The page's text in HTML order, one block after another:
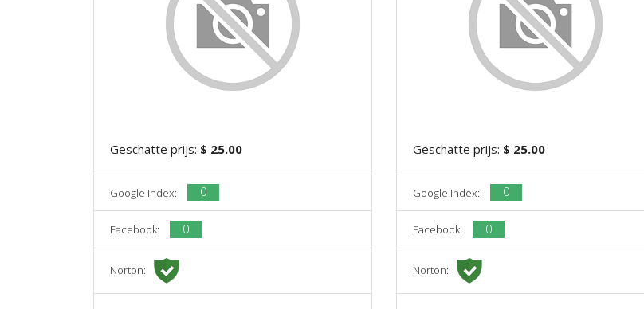
Geschatte prijs: $ 25.00
Google Index: 0
Facebook: 0
Norton:
Geschatte prijs: $ 25.00
Google Index: 0
Facebook: 0
Norton: